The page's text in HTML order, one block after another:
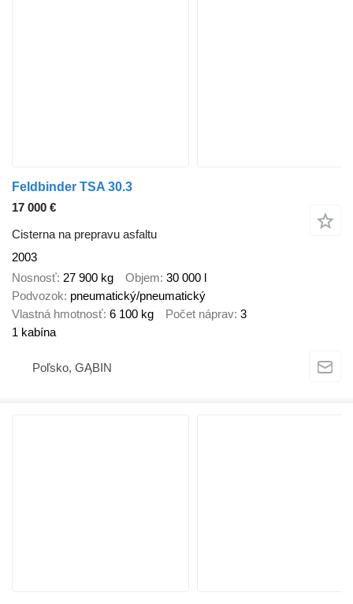
Feldbinder TSA 30.3
17 000 €
Cisterna na prepravu asfaltu
2003
Nosnosť 27 900 kg Objem 30 000 l
Podvozok pneumatický/pneumatický
Vlastná hmotnosť 6 100 kg Počet náprav 3
1 kabína
Poľsko, GĄBIN